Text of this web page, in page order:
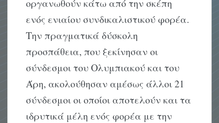
οργανωθούν κάτω από την σκέπη
ενός ενιαίου συνδικαλιστικού φορέα.
Την πραγματικά δύσκολη
προσπάθεια, που ξεκίνησαν οι
σύνδεσμοι του Ολυμπιακού και του
Άρη, ακολούθησαν αμέσως άλλοι 21
σύνδεσμοι οι οποίοι αποτελούν και τα
ιδρυτικά μέλη ενός φορέα με την